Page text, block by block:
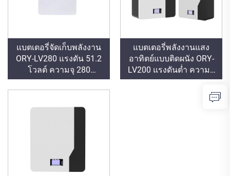
แบตเตอรี่จัดเก็บพลังงาน
ORY-LV280 แรงดัน 51.2
โวลต์ ความจุ 280
แอมแปร์-ชั่วโมง ความจุ
รวม 14.336 กิโลวัตต์-
งานได้ในช่วงอุณหภูมิ
กว้าง
แบตเตอรี่พลังงานแสง
อาทิตย์แบบติดผนัง ORY-
LV200 แรงดันต่ำ ความจุ
5.12/10.24 กิโลวัตต์-
ชั่วโมง ใช้งานได้ 6,000
รอบ สำหรับการจัดเก็บ